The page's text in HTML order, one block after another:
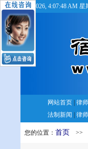
8/9/2026, 4:07:48 AM 星
网站首页 律
法制新闻
律
您的位置： 首页 >>